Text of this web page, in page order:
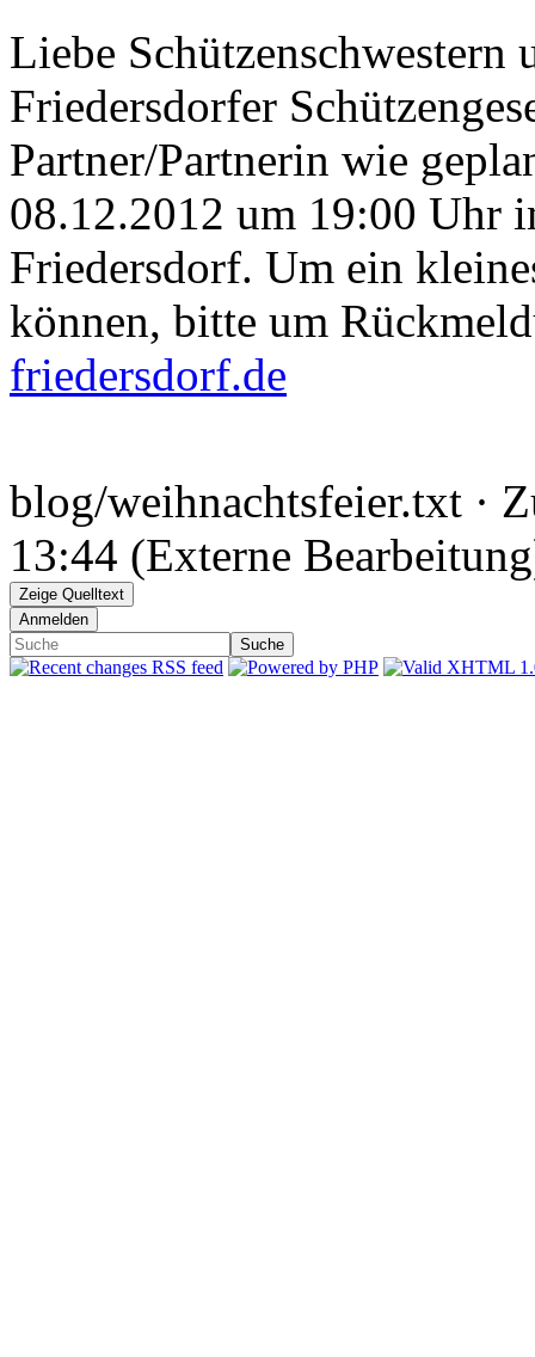
Liebe Schützenschwestern
Friedersdorfer
Partner/Partnerin wie
08.12.2012 um 19:00 Uhr
Friedersdorf. Um ein
können, bitte um
friedersdorf.de
blog/weihnachtsfeier.txt ·
13:44 (Externe
Zeige Quelltext
Anmelden
Suche